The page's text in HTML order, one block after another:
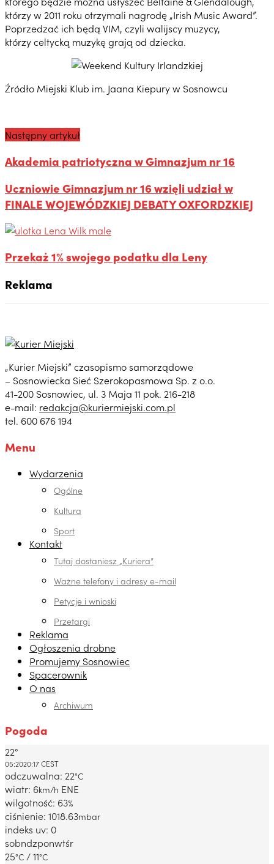
którzy w 2011 roku otrzymali nagrodę „Irish Music Award”.
Poprzedzać ich będą VIM, czyli walijscy muzycy,
którzy celtycką muzykę grają od dziecka.
Źródło Miejski Klub im. Jaana Kiepury w Sosnowcu
Następny artykuł
Akademia patriotyczna w Gimnazjum nr 16
Uczniowie Gimnazjum nr 16 wzięli udział w
FINALE WOJEWÓDZKIEJ DEBATY OXFORDZKIEJ
Przekaż 1% swojego podatku dla Leny
Reklama
„Kurier Miejski” czasopismo samorządowe
– Sosnowiecka Sieć Szerokopasmowa Sp. z o.o.
41-200 Sosnowiec, ul. 3 Maja 11 pok. 216-218
e-mail: redakcja@kuriermiejski.com.pl
tel. 600 676 194
Menu
Wydarzenia
Ogólne
Kultura
Sport
Kontakt
Tutaj dostaniesz „Kuriera”
Ważne telefony i adresy e-mail
Petycje i wnioski
Przetargi
Reklama
Ogłoszenia drobne
Promujemy Sosnowiec
Spacerownik
O nas
Archiwum
Pogoda
Dabrowa Gornicza, PL
22°
05:2020:17 CEST
odczuwalna: 22°C
wiatr: 6km/h ENE
wilgotność: 63%
ciśnienie: 1018.63mbar
indeks uv: 0
sobndzponwtśr
25°C / 11°C